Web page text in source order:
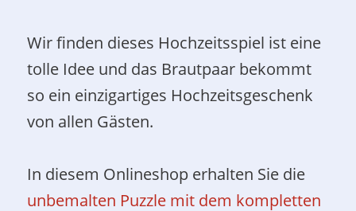
Wir finden dieses Hochzeitsspiel ist eine
tolle Idee und das Brautpaar bekommt
so ein einzigartiges Hochzeitsgeschenk
von allen Gästen.
In diesem Onlineshop erhalten Sie die
unbemalten Puzzle mit dem kompletten